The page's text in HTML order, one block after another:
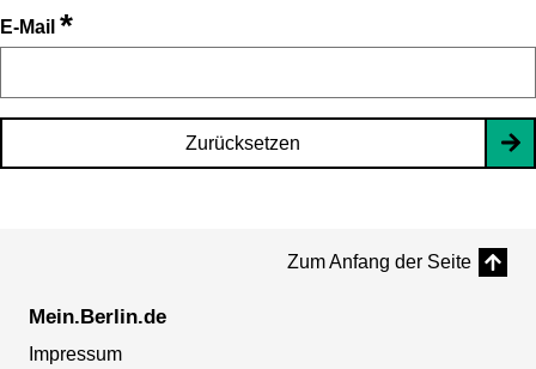
E-Mail *
Zurücksetzen
Zum Anfang der Seite
Mein.Berlin.de
Impressum